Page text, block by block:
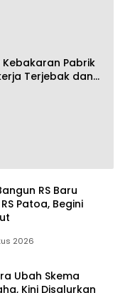
Pabrik
Terjebak dan
RS Baru
Patoa, Begini
2026
Ubah Skema
Kini Disalurkan